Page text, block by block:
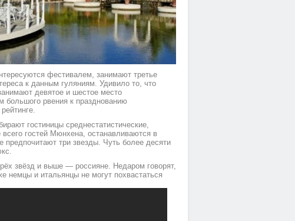
фестивалем, занимают третье
к данным гуляниям. Удивило то, что
девятое и шестое место
большого рвения к празднованию
гостиницы среднестатистические,
гостей Мюнхена, останавливаются в
предпочитают три звезды. Чуть более десяти
звёзд и выше — россияне. Недаром говорят,
немцы и итальянцы не могут похвастаться